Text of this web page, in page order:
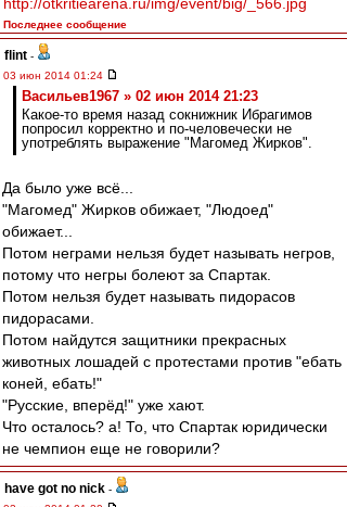
Последнее сообщение
flint -
03 июн 2014 01:24
Васильев1967 » 02 июн 2014 21:23
Какое-то время назад сокнижник Ибрагимов
попросил корректно и по-человечески не
употреблять выражение "Магомед Жирков".
Да было уже всё...
"Магомед" Жирков обижает, "Людоед"
обижает...
Потом неграми нельзя будет называть негров,
потому что негры болеют за Спартак.
Потом нельзя будет называть пидорасов
пидорасами.
Потом найдутся защитники прекрасных
животных лошадей с протестами против "ебать
коней, ебать!"
"Русские, вперёд!" уже хают.
Что осталось? а! То, что Спартак юридически
не чемпион еще не говорили?
have got no nick -